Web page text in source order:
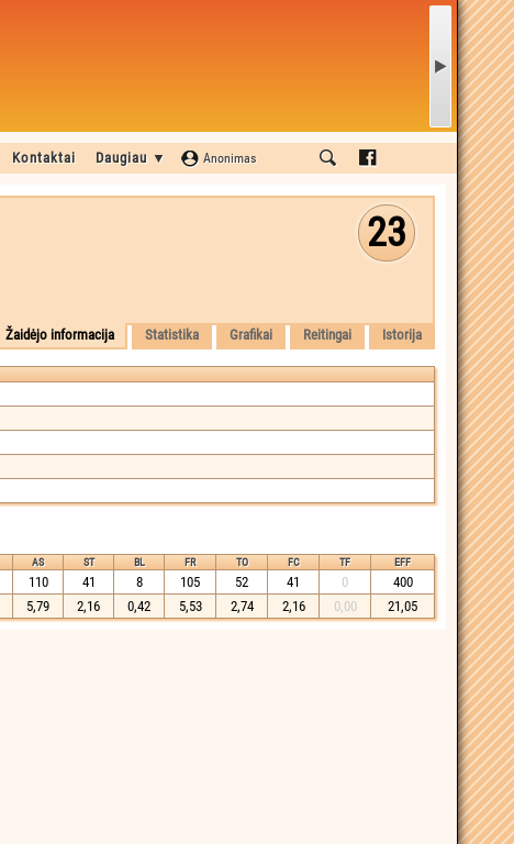
Kontaktai Daugiau ▼ Anonimas
23
Žaidėjo informacija Statistika Grafikai Reitingai Istorija
AS ST BL FR TO FC TF EFF
110 41 8 105 52 41 0
400
5,79 2,16 0,42 5,53 2,74 2,16 0,00 21,05